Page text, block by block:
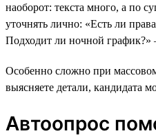
наоборот: текста много, а по
уточнять лично: «Есть ли
Подходит ли ночной график?»
Особенно сложно при
выясняете детали, кандидата
Автоопрос